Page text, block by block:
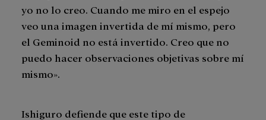
yo no lo creo. Cuando me miro en el espejo
veo una imagen invertida de mí mismo, pero
el Geminoid no está invertido. Creo que no
puedo hacer observaciones objetivas sobre mí
mismo».
Ishiguro defiende que este tipo de